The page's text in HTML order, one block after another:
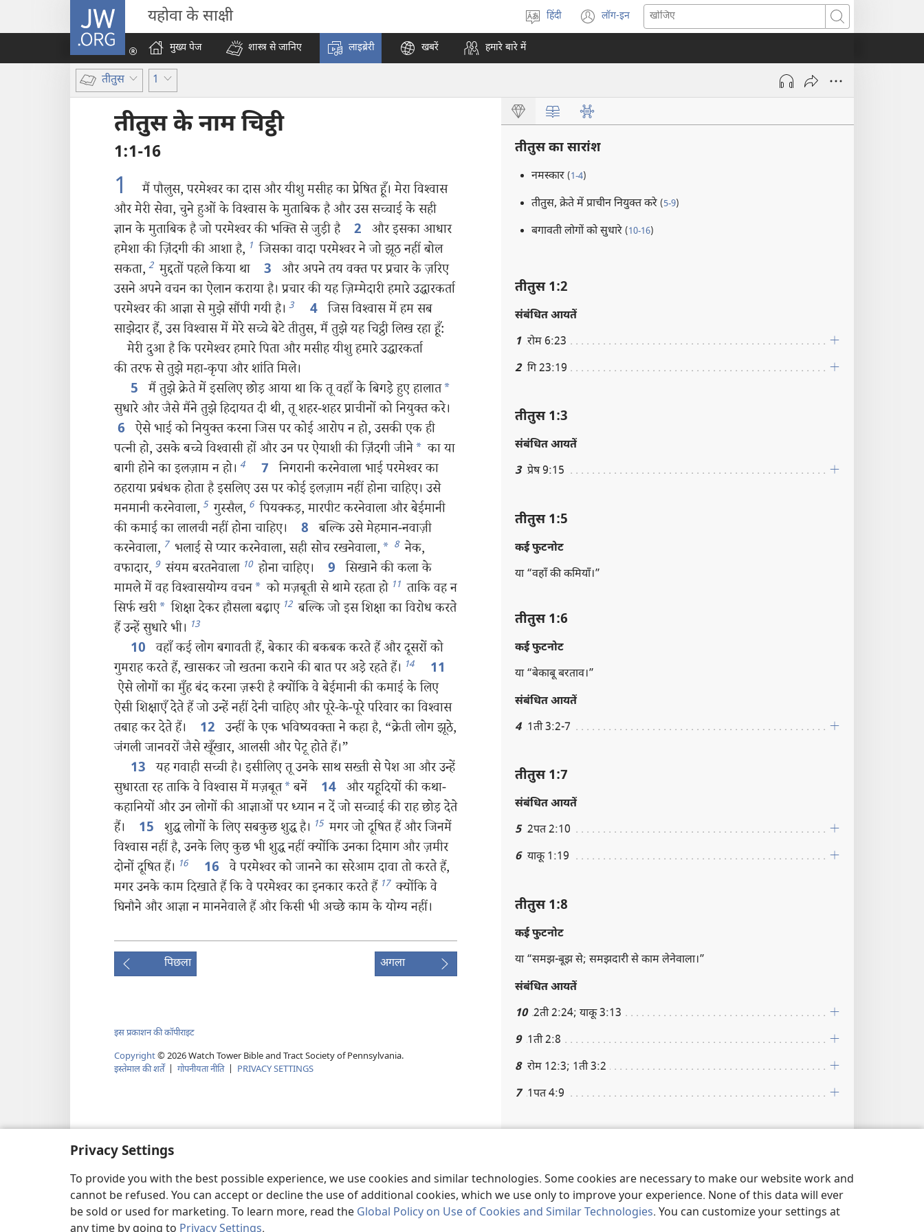
Privacy Settings
To provide you with the best possible experience, we use cookies and similar technologies. Some cookies are necessary to make our website work and
cannot be refused. You can accept or decline the use of additional cookies, which we use only to improve your experience. None of this data will ever
be sold or used for marketing. To learn more, read the Global Policy on Use of Cookies and Similar Technologies. You can customize your settings at
JW.ORG यहोवा के साक्षी
भाषा
चुनें
हिंदी लॉग-इन
(opens
new
खोजिए
मुख्य पेज शास्त्र से जानिए लाइब्रेरी खबरें हमारे बारे में
तीतुस 1
तीतुस के नाम चिट्ठी
1:1-16
1
मैं पौलुस, परमेश्‍वर का दास और यीशु मसीह का प्रेषित हूँ। मेरा विश्‍वास
और मेरी सेवा, चुने हुओं के विश्‍वास के मुताबिक है और उस सच्चाई के सही
ज्ञान के मुताबिक है जो परमेश्‍वर की भक्‍ति से जुड़ी है
2
और इसका आधार
हमेशा की ज़िंदगी की आशा है, 1 जिसका वादा परमेश्‍वर ने जो झूठ नहीं बोल
सकता, 2 मुद्दतों पहले किया था 3
और अपने तय वक्‍त पर प्रचार के ज़रिए
उसने अपने वचन का ऐलान कराया है। प्रचार की यह ज़िम्मेदारी हमारे उद्धारकर्ता
परमेश्‍वर की आज्ञा से मुझे सौंपी गयी है। 3 4 जिस विश्‍वास में हम सब
साझेदार हैं, उस विश्‍वास में मेरे सच्चे बेटे तीतुस, मैं तुझे यह चिट्ठी लिख रहा हूँ:
मेरी दुआ है कि परमेश्‍वर हमारे पिता और मसीह यीशु हमारे उद्धारकर्ता
की तरफ से तुझे महा-कृपा और शांति मिले।
5 मैं तुझे क्रेते में इसलिए छोड़ आया था कि तू वहाँ के बिगड़े हुए हालात*
सुधारे और जैसे मैंने तुझे हिदायत दी थी, तू शहर-शहर प्राचीनों को नियुक्‍त करे।
6 ऐसे भाई को नियुक्‍त करना जिस पर कोई आरोप न हो, उसकी एक ही
पत्नी हो, उसके बच्चे विश्‍वासी हों और उन पर ऐयाशी की ज़िंदगी जीने* का या
बागी होने का इलज़ाम न हो। 4 7 निगरानी करनेवाला भाई परमेश्‍वर का
ठहराया प्रबंधक होता है इसलिए उस पर कोई इलज़ाम नहीं होना चाहिए। उसे
मनमानी करनेवाला, 5 गुस्सैल, 6 पियक्कड़, मारपीट करनेवाला और बेईमानी
की कमाई का लालची नहीं होना चाहिए।
8 बल्कि उसे मेहमान-नवाज़ी
करनेवाला, 7 भलाई से प्यार करनेवाला, सही सोच रखनेवाला, * 8 नेक,
वफादार, 9 संयम बरतनेवाला 10 होना चाहिए। 9 सिखाने की कला के
मामले में वह विश्‍वासयोग्य वचन* को मज़बूती से थामे रहता हो 11 ताकि वह न
सिर्फ खरी* शिक्षा देकर हौसला बढ़ाए 12 बल्कि जो इस शिक्षा का विरोध करते
हैं उन्हें सुधारे भी। 13
10 वहाँ कई लोग बगावती हैं, बेकार की बकबक करते हैं और दूसरों को
गुमराह करते हैं, खासकर जो खतना कराने की बात पर अड़े रहते हैं। 14 11
ऐसे लोगों का मुँह बंद करना ज़रूरी है क्योंकि वे बेईमानी की कमाई के लिए
ऐसी शिक्षाएँ देते हैं जो उन्हें नहीं देनी चाहिए और पूरे-के-पूरे परिवार का विश्‍वास
तबाह कर देते हैं।
12 उन्हीं के एक भविष्यवक्‍ता ने कहा है, “क्रेती लोग झूठे,
जंगली जानवरों जैसे खूँखार, आलसी और पेटू होते हैं।”
13 यह गवाही सच्ची है। इसीलिए तू उनके साथ सख्ती से पेश आ और उन्हें
सुधारता रह ताकि वे विश्‍वास में मज़बूत*बनें 14 और यहूदियों की कथा-
कहानियों और उन लोगों की आज्ञाओं पर ध्यान न दें जो सच्चाई की राह छोड़ देते
हैं।
15 शुद्ध लोगों के लिए सबकुछ शुद्ध है। 15 मगर जो दूषित हैं और जिनमें
विश्‍वास नहीं है, उनके लिए कुछ भी शुद्ध नहीं क्योंकि उनका दिमाग और ज़मीर
दोनों दूषित हैं। 16 16 वे परमेश्‍वर को जानने का सरेआम दावा तो करते हैं,
मगर उनके काम दिखाते हैं कि वे परमेश्‍वर का इनकार करते हैं 17 क्योंकि वे
घिनौने और आज्ञा न माननेवाले हैं और किसी भी अच्छे काम के योग्य नहीं।
पिछला अगला
इस प्रकाशन की कॉपीराइट
Copyright© 2026Watch Tower Bible and Tract Society of Pennsylvania.
इस्तेमाल की शर्तें| गोपनीयता नीति| PRIVACY SETTINGS
तीतुस का सारांश
नमस्कार (1-4)
तीतुस, क्रेते में प्राचीन नियुक्‍त करे (5-9)
बगावती लोगों को सुधारे (10-16)
तीतुस 1:2
संबंधित आयतें
1 रोम 6:23
2 गि 23:19
तीतुस 1:3
संबंधित आयतें
3 प्रेष 9:15
तीतुस 1:5
कई फुटनोट
या “वहाँ की कमियाँ।”
तीतुस 1:6
कई फुटनोट
या “बेकाबू बरताव।”
संबंधित आयतें
4 1ती 3:2-7
तीतुस 1:7
संबंधित आयतें
5 2पत 2:10
6 याकू 1:19
तीतुस 1:8
कई फुटनोट
या “समझ-बूझ से; समझदारी से काम लेनेवाला।”
संबंधित आयतें
10 2ती 2:24; याकू 3:13
9 1ती 2:8
8 रोम 12:3; 1ती 3:2
7 1पत 4:9
कई फुटनोट
या “भरोसेमंद संदेश।”
या “स्वास्थ्यकर; फायदेमंद।”